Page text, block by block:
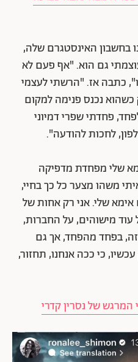
בחשבון האינסטגרם שלה,
גם הוא. "אף פעם לא
כתבה אז. "הרשתי לעצמי
נכנס פנימה למקום
פחדתי שפרי דמיוני
לחכות להודעה".
שלי מפחדת מדפיקה
משהו מצער כל כך בחיי,
אימא שלי. אני רק אחות של
מישוהים, על החברות,
בפחד מהפחד, אך גם
כי ככה אנחנו, תחזור,
המרגש של נסרין קדרי